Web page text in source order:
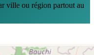
ville ou région partout au